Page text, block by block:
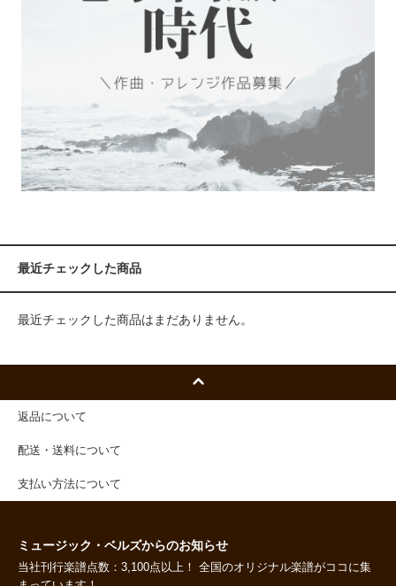
最近チェックした商品
最近チェックした商品はまだありません。
返品について
配送・送料について
支払い方法について
ミュージック・ベルズからのお知らせ
当社刊行楽譜点数：3,100点以上！ 全国のオリジナル楽譜がココに集